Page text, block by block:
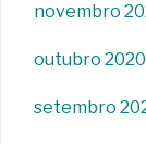
novembro
outubro 2020
setembro